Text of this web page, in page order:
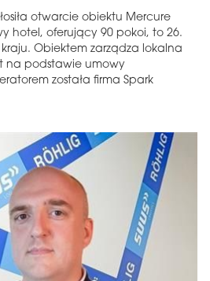
otwarcie obiektu Mercure
hotel, oferujący 90 pokoi, to 26.
Obiektem zarządza lokalna
na podstawie umowy
została firma Spark